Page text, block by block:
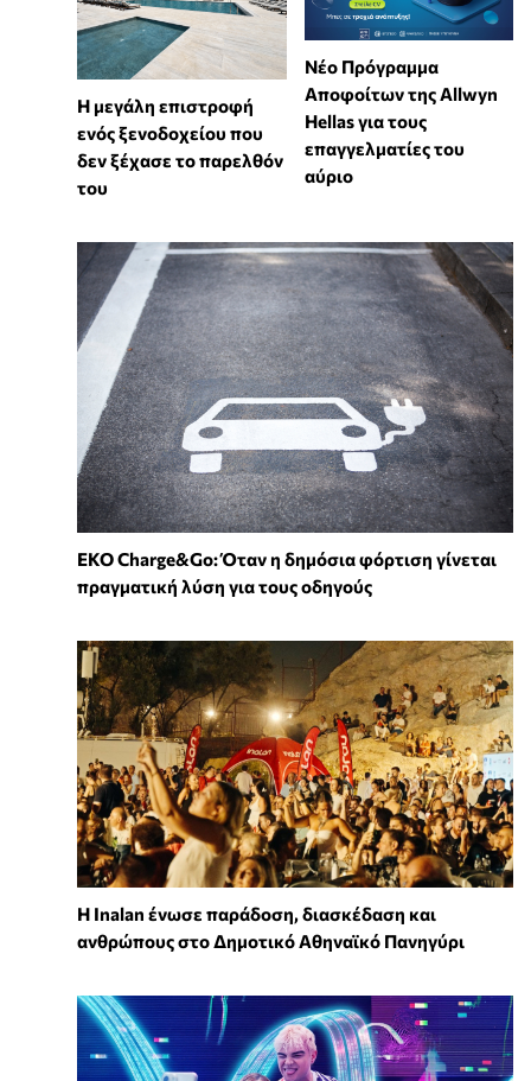
Η μεγάλη επιστροφή
ενός ξενοδοχείου που
δεν ξέχασε το παρελθόν
του
Νέο Πρόγραμμα
Αποφοίτων της Allwyn
Hellas για τους
επαγγελματίες του
αύριο
EKO Charge&Go: Όταν η δημόσια φόρτιση γίνεται
πραγματική λύση για τους οδηγούς
Η Inalan ένωσε παράδοση, διασκέδαση και
ανθρώπους στο Δημοτικό Αθηναϊκό Πανηγύρι